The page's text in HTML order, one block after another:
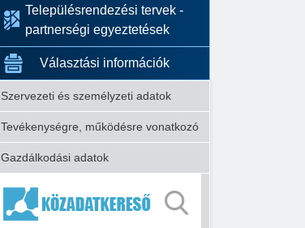
Településrendezési tervek -
partnerségi egyeztetések
Választási információk
Szervezeti és személyzeti adatok
Tevékenységre, működésre vonatkozó
Gazdálkodási adatok